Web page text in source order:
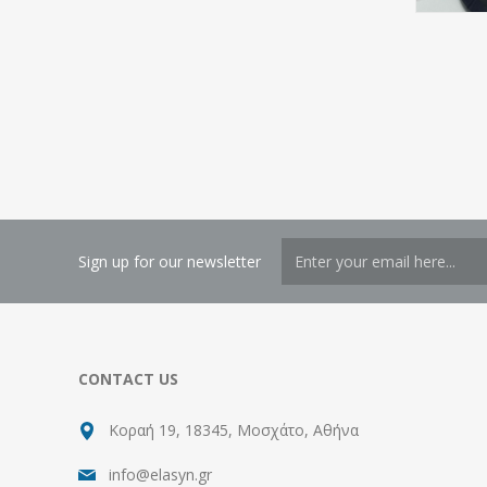
Sign up for our newsletter
CONTACT US
Κοραή 19, 18345, Μοσχάτο, Αθήνα
info@elasyn.gr